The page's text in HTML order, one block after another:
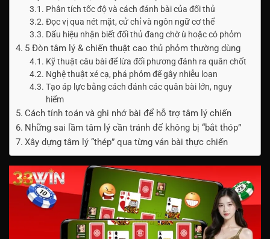
Phân tích tốc độ và cách đánh bài của đối thủ
Đọc vị qua nét mặt, cử chỉ và ngôn ngữ cơ thể
Dấu hiệu nhận biết đối thủ đang chờ ù hoặc có phỏm
5 Đòn tâm lý & chiến thuật cao thủ phỏm thường dùng
Kỹ thuật câu bài để lừa đối phương đánh ra quân chốt
Nghệ thuật xé cạ, phá phỏm để gây nhiễu loạn
Tạo áp lực bằng cách đánh các quân bài lớn, nguy
hiểm
Cách tính toán và ghi nhớ bài để hỗ trợ tâm lý chiến
Những sai lầm tâm lý cần tránh để không bị “bắt thóp”
Xây dựng tâm lý “thép” qua từng ván bài thực chiến